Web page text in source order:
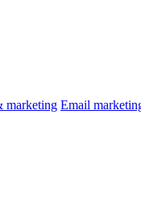
marketing Email